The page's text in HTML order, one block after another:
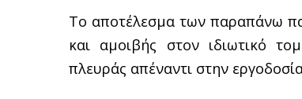
Το αποτέλεσμα των παραπάνω
και αμοιβής στον ιδιωτικό
πλευράς απέναντι στην